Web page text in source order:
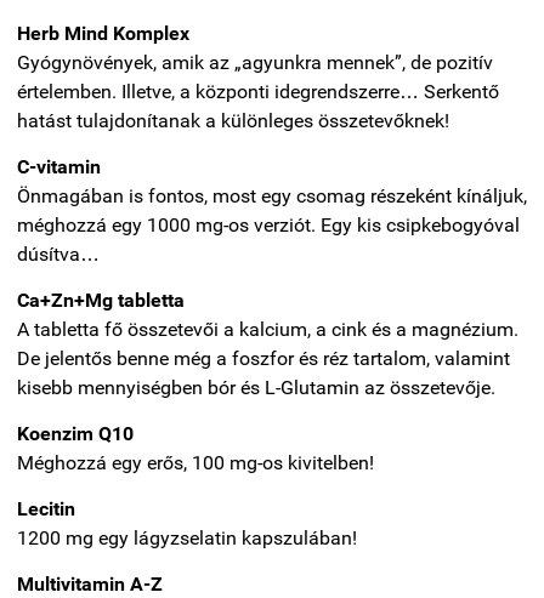
Herb Mind Komplex
Gyógynövények, amik az „agyunkra mennek”, de pozitív
értelemben. Illetve, a központi idegrendszerre… Serkentő
hatást tulajdonítanak a különleges összetevőknek!
C-vitamin
Önmagában is fontos, most egy csomag részeként kínáljuk,
méghozzá egy 1000 mg-os verziót. Egy kis csipkebogyóval
dúsítva…
Ca+Zn+Mg tabletta
A tabletta fő összetevői a kalcium, a cink és a magnézium.
De jelentős benne még a foszfor és réz tartalom, valamint
kisebb mennyiségben bór és L-Glutamin az összetevője.
Koenzim Q10
Méghozzá egy erős, 100 mg-os kivitelben!
Lecitin
1200 mg egy lágyzselatin kapszulában!
Multivitamin A-Z